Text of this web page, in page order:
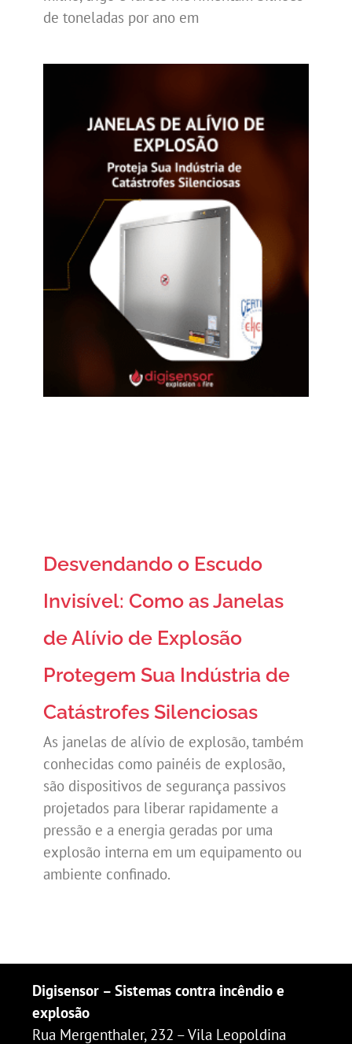
de toneladas por ano em
Desvendando o Escudo
Invisível: Como as Janelas
de Alívio de Explosão
Protegem Sua Indústria de
Catástrofes Silenciosas
As janelas de alívio de explosão, também
conhecidas como painéis de explosão,
são dispositivos de segurança passivos
projetados para liberar rapidamente a
pressão e a energia geradas por uma
explosão interna em um equipamento ou
ambiente confinado.
Digisensor – Sistemas contra incêndio e
explosão
Rua Mergenthaler, 232 – Vila Leopoldina